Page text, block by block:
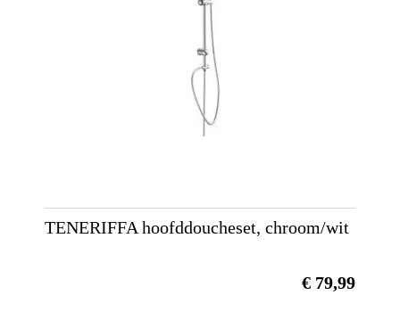
0,2 Kg
TENERIFFA hoofddoucheset, chroom/wit
€ 79,99